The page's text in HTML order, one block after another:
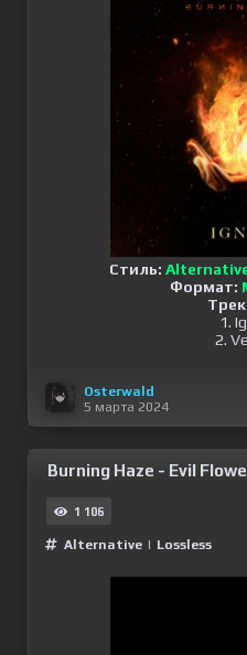
Стиль:
Формат:
1.
2.
Osterwald
5 марта 2024
Burning Haze - Evil
1 106
Alternative | Lossless